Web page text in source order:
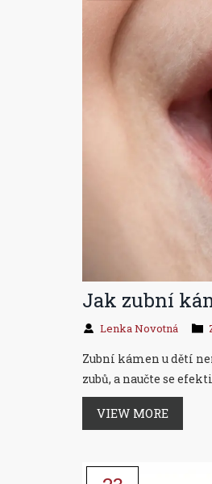
Jak zubní
Lenka Novotná
Zubní kámen u dětí
zubů, a naučte se
VIEW MORE